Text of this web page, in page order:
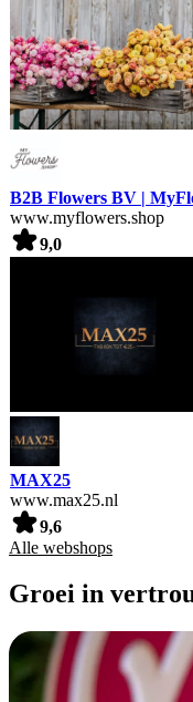
B2B Flowers BV |
www.myflowers.shop
9,0
MAX25
www.max25.nl
9,6
Alle webshops
Groei in